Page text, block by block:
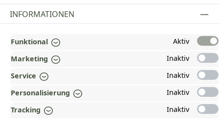
INFORMATIONEN
ZAHLUNGS- UND VERSANDARTEN
AUSGEZEICHNET UND ZERTIFIZIERT!
WARUM HEAD-SHOP.DE?
UNSERE COMMUNITIES
Funktional
Aktiv
Marketing
Inaktiv
Service
Inaktiv
Personalisierung
Inaktiv
Tracking
Inaktiv